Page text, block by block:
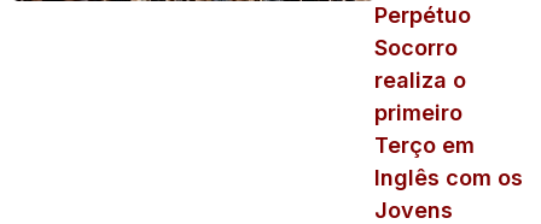
Perpétuo
Socorro
realiza o
primeiro
Terço em
Inglês com os
Jovens